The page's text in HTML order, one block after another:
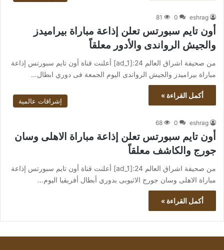
eshrag
0
81
أون تايم سبورتس تعلن إذاعة مباراة بيراميدز
والجيش الرواندى والأدور معلقاً
من صحيفة اشراق العالم 24:[ad_1] أعلنت قناة أون تايم سبورتس إذاعة
مباراة بيراميدز والجيش الرواندى اليوم الجمعة فى دوري ابطال…
أكمل القراءة »
إشراقات عالمية
eshrag
0
68
أون تايم سبورتس تعلن إذاعة مباراة الاهلى وسان
جورج والكاشف معلقاً
من صحيفة اشراق العالم 24:[ad_1] أعلنت قناة أون تايم سبورتس إذاعة
مباراة الاهلى وسان جورج الاثيوبى بدوري أبطال أفريقيا اليوم…
أكمل القراءة »